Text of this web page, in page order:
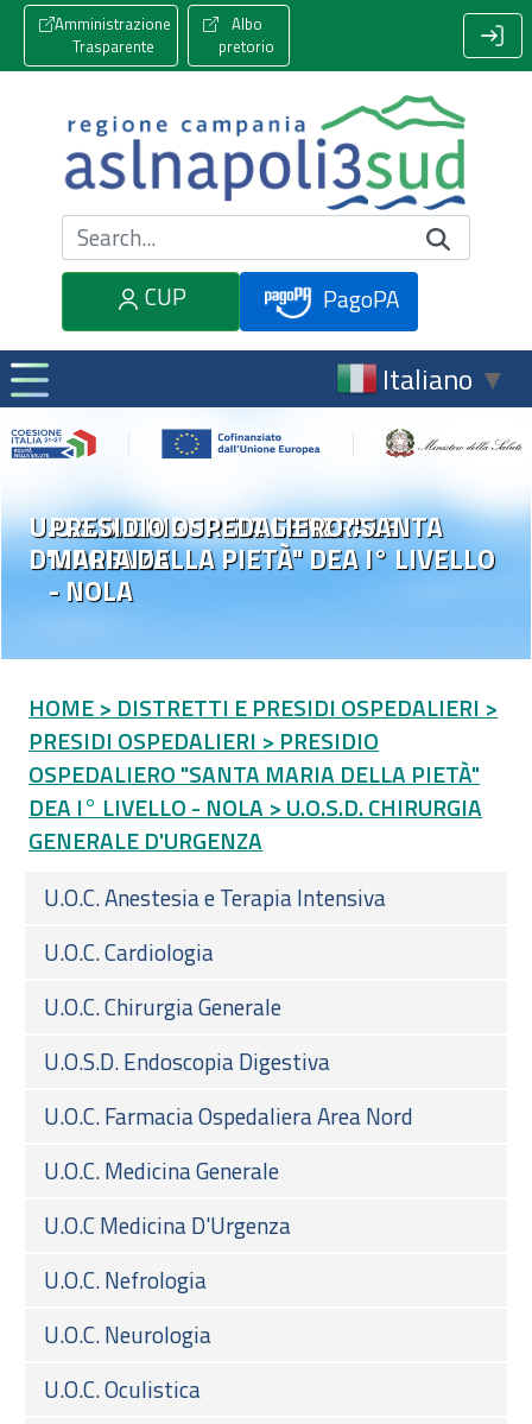
Amministrazione
Trasparente
Albo
pretorio
Cerca nel sito
CUP
PagoPA
Italiano ▼
U.O.S.D. CHIRURGIA GENERALE
D'URGENZA
PRESIDIO OSPEDALIERO "SANTA
MARIA DELLA PIETÀ" DEA I° LIVELLO
- NOLA
HOME > DISTRETTI E PRESIDI OSPEDALIERI >
PRESIDI OSPEDALIERI > PRESIDIO
OSPEDALIERO "SANTA MARIA DELLA PIETÀ"
DEA I° LIVELLO - NOLA > U.O.S.D. CHIRURGIA
GENERALE D'URGENZA
U.O.C. Anestesia e Terapia Intensiva
U.O.C. Cardiologia
U.O.C. Chirurgia Generale
U.O.S.D. Endoscopia Digestiva
U.O.C. Farmacia Ospedaliera Area Nord
U.O.C. Medicina Generale
U.O.C Medicina D'Urgenza
U.O.C. Nefrologia
U.O.C. Neurologia
U.O.C. Oculistica